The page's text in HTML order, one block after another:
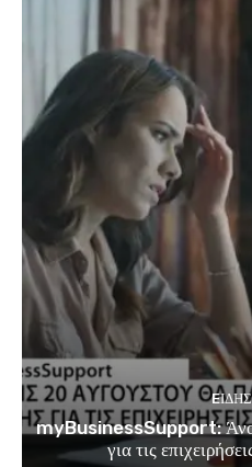
myBusinessSupport:
για τις